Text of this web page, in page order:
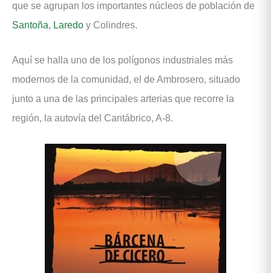
que se agrupan los importantes núcleos de población de
Santoña, Laredo y Colindres.
Aquí se halla uno de los polígonos industriales más
modernos de la comunidad, el de Ambrosero, situado
junto a una de las principales arterias que recorre la
región, la autovía del Cantábrico, A-8.